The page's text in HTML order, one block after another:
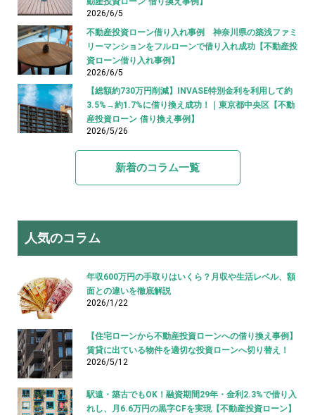
2026/6/5
不動産投資ローン借り入れ事例 神奈川県の築浅ファミ
リーマンションをフルローンで借り入れ成功【不動産投
資ローン借り入れ事例】
2026/6/5
【総額約730万円削減】INVASE特別金利を利用して約
3.5%→約1.7%に借り換え成功！｜東京都中央区【不動
産投資ローン 借り換え事例】
2026/5/26
新着のコラム一覧
人気のコラム
年収600万円の手取りはいくら？月収や生活レベル、額
面との違いを徹底解説
2026/1/22
【住宅ローンから不動産投資ローンへの借り換え事例】
賃貸に出ている物件を適切な投資ローンへ切り替え！
2026/5/12
駅遠・築古でもOK！融資期間29年・金利2.3%で借り入
れし、月6.6万円の黒字CFを実現【不動産投資ローン】